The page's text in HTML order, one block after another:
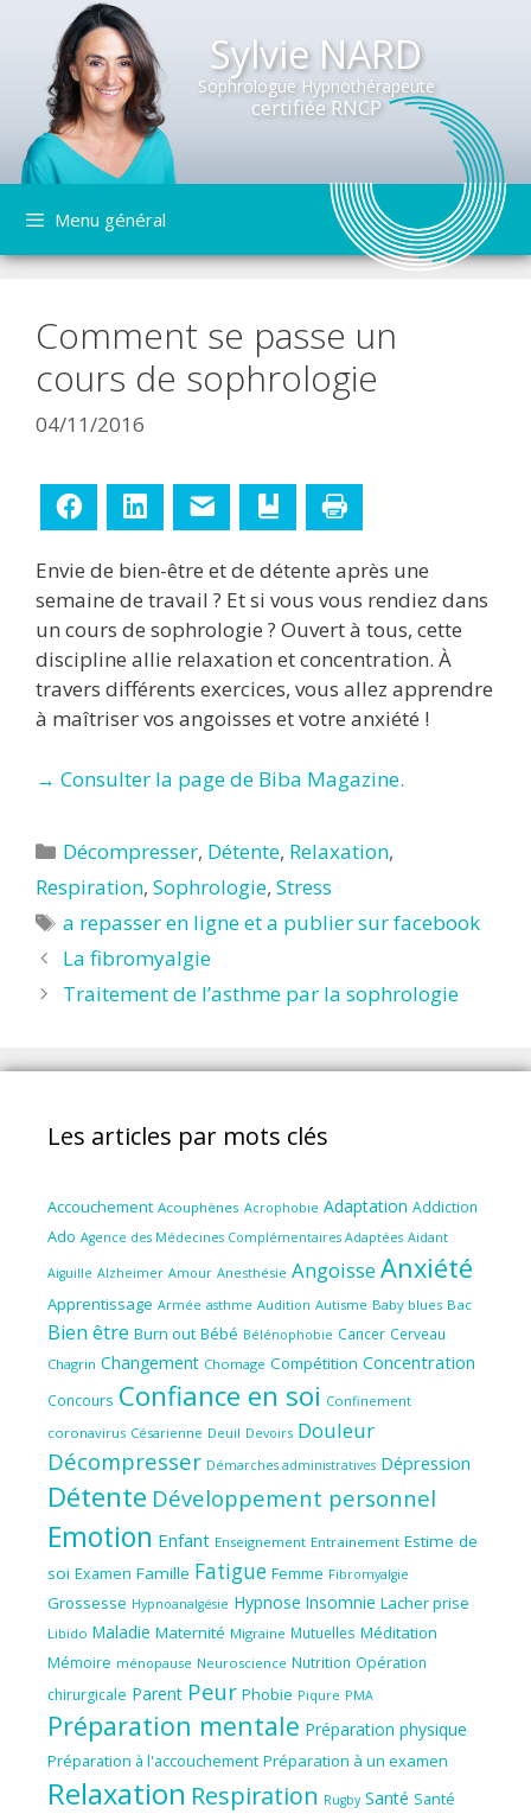
Sylvie NARD
Sophrologue Hypnothérapeute
certifiée RNCP
contenu
Menu général
Comment se passe un
cours de sophrologie
04/11/2016
Facebook LinkedIn Ajouter aux favoris
Envie de bien-être et de détente après une
semaine de travail ? Et si vous vous rendiez dans
un cours de sophrologie ? Ouvert à tous, cette
discipline allie relaxation et concentration. À
travers différents exercices, vous allez apprendre
à maîtriser vos angoisses et votre anxiété !
→ Consulter la page de Biba Magazine.
Catégories
Décompresser, Détente, Relaxation,
Respiration, Sophrologie, Stress
Étiquettes
a repasser en ligne et a publier sur facebook
La fibromyalgie
Traitement de l’asthme par la sophrologie
Les articles par mots clés
Accouchement Acouphènes Acrophobie Adaptation Addiction
Ado Agence des Médecines Complémentaires Adaptées Aidant
Aiguille Alzheimer Amour Anesthésie Angoisse Anxiété
Apprentissage Armée asthme Audition Autisme Baby blues Bac
Bien être Burn out Bébé Bélénophobie Cancer Cerveau
Chagrin Changement Chomage Compétition Concentration
Concours Confiance en soi Confinement
coronavirus Césarienne Deuil Devoirs Douleur
Décompresser Démarches administratives Dépression
Détente Développement personnel
Emotion Enfant Enseignement Entrainement Estime de
soi Examen Famille Fatigue Femme Fibromyalgie
Grossesse Hypnoanalgésie Hypnose Insomnie Lacher prise
Libido Maladie Maternité Migraine Mutuelles Méditation
Mémoire ménopause Neuroscience Nutrition Opération
chirurgicale Parent Peur Phobie Piqure PMA
Préparation mentale Préparation physique
Préparation à l'accouchement Préparation à un examen
Relaxation Respiration Rugby Santé Santé